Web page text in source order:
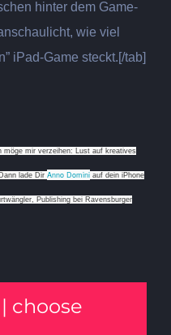
hinter dem Game-
wie viel
iPad-Game steckt.[/tab]
möge mir verzeihen: Lust auf kreatives
lade Dir Anno Domini auf dein iPhone
Publishing bei Ravensburger
choose